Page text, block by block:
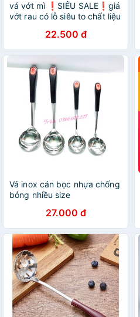
vá vớt mì ❗SIÊU SALE❗giá
vớt rau có lỗ siêu to chất liệu
22.500 đ
Vá inox cán bọc nhựa chống
bỏng nhiều size
27.000 đ